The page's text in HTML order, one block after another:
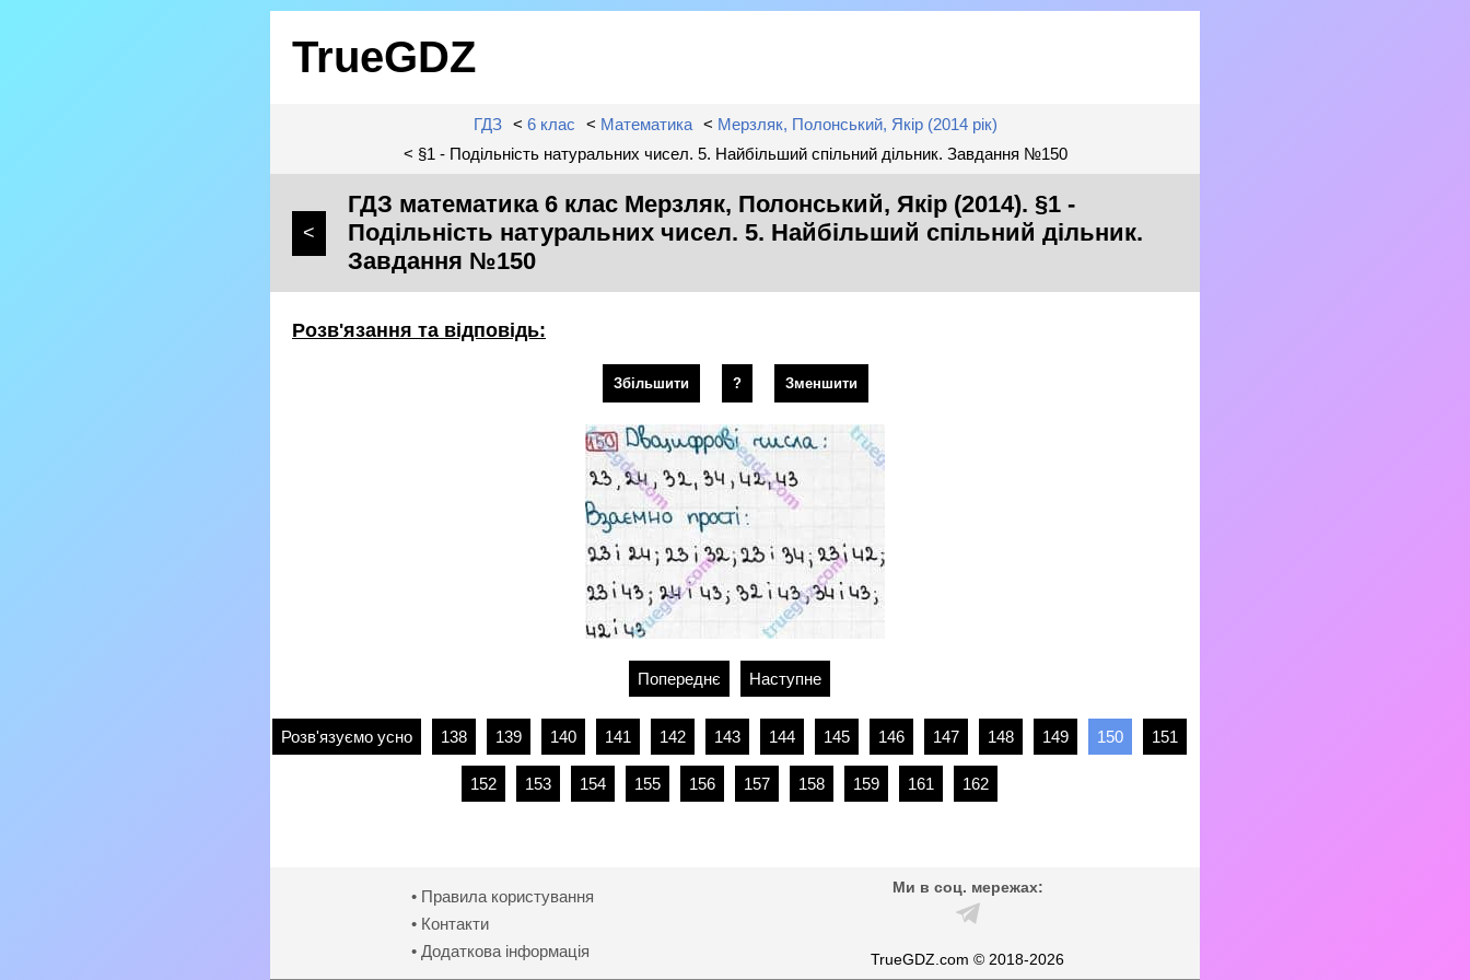
TrueGDZ
ГДЗ < 6 клас < Математика < Мерзляк, Полонський, Якір (2014 рік)
< §1 - Подільність натуральних чисел. 5. Найбільший спільний дільник. Завдання №150
<
ГДЗ математика 6 клас Мерзляк, Полонський, Якір (2014). §1 -
Подільність натуральних чисел. 5. Найбільший спільний дільник.
Завдання №150
Розв'язання та відповідь:
Збільшити ? Зменшити
Попереднє Наступне
Розв'язуємо усно 138 139 140 141 142 143 144 145 146 147 148 149 150 151
152 153 154 155 156 157 158 159 161 162
• Правила користування
• Контакти
• Додаткова інформація
Ми в соц. мережах:
TrueGDZ.com © 2018-2026